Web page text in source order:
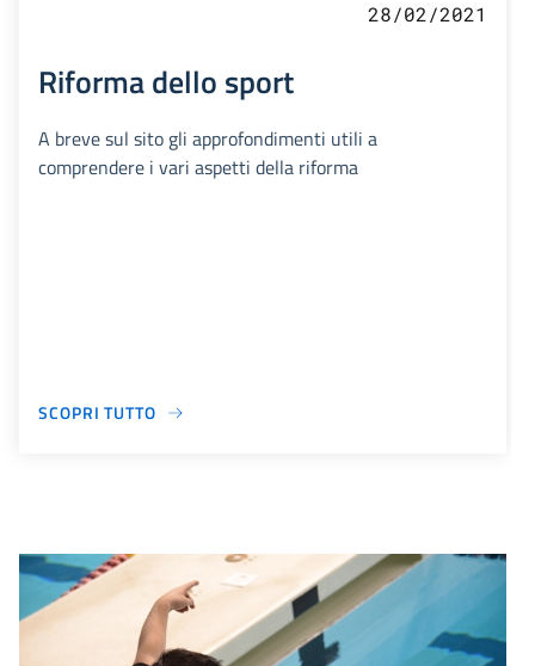
28/02/2021
Riforma dello sport
A breve sul sito gli approfondimenti utili a
comprendere i vari aspetti della riforma
SCOPRI TUTTO